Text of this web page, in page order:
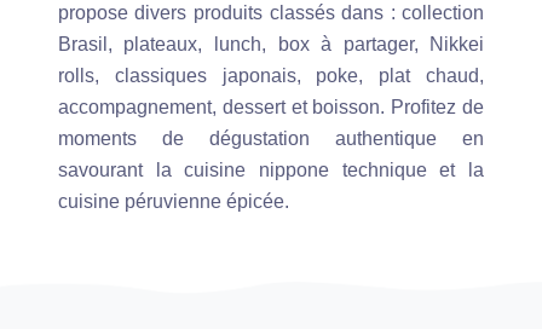
propose divers produits classés dans : collection
Brasil, plateaux, lunch, box à partager, Nikkei
rolls, classiques japonais, poke, plat chaud,
accompagnement, dessert et boisson. Profitez de
moments de dégustation authentique en
savourant la cuisine nippone technique et la
cuisine péruvienne épicée.